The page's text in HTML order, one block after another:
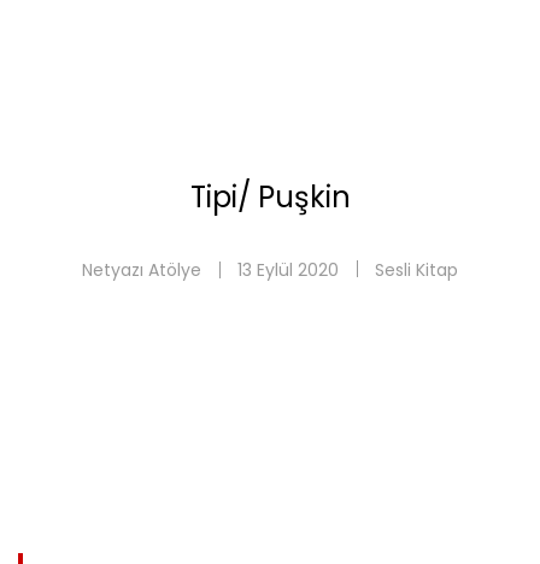
Tipi/ Puşkin
Netyazı Atölye 13 Eylül 2020 Sesli Kitap